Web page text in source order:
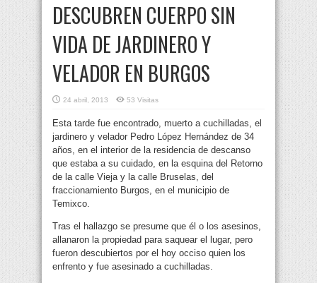
DESCUBREN CUERPO SIN
VIDA DE JARDINERO Y
VELADOR EN BURGOS
24 abril, 2013 53 Visitas
Esta tarde fue encontrado, muerto a cuchilladas, el
jardinero y velador Pedro López Hernández de 34
años, en el interior de la residencia de descanso
que estaba a su cuidado, en la esquina del Retorno
de la calle Vieja y la calle Bruselas, del
fraccionamiento Burgos, en el municipio de
Temixco.
Tras el hallazgo se presume que él o los asesinos,
allanaron la propiedad para saquear el lugar, pero
fueron descubiertos por el hoy occiso quien los
enfrento y fue asesinado a cuchilladas.